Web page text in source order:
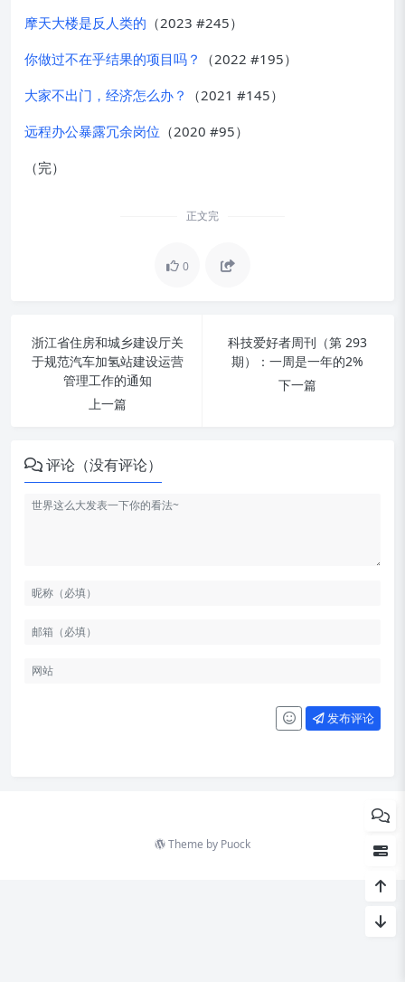
摩天大楼是反人类的 （2023 #245）
你做过不在乎结果的项目吗？
（2022 #195）
大家不出门，经济怎么办？
（2021 #145）
远程办公暴露冗余岗位 （2020 #95）
（完）
正文完
0
浙江省住房和城乡建设厅关
于规范汽车加氢站建设运营
管理工作的通知
上一篇
科技爱好者周刊（第 293
期）：一周是一年的2%
下一篇
评论（没有评论）
发布评论
封面图
Theme by Puock